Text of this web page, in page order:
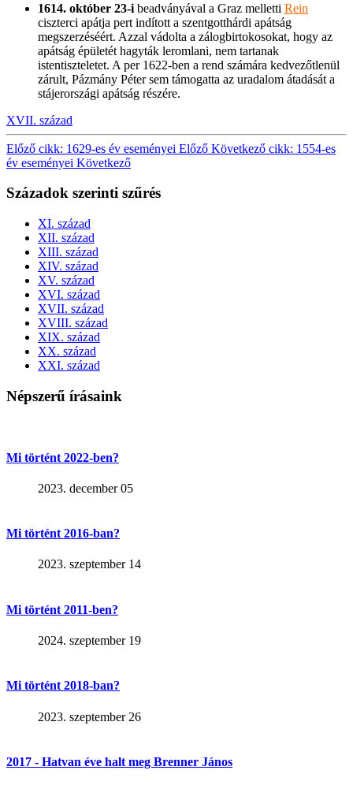
1614. október 23-i beadványával a Graz melletti Rein
ciszterci apátja pert indított a szentgotthárdi apátság
megszerzéséért. Azzal vádolta a zálogbirtokosokat, hogy az
apátság épületét hagyták leromlani, nem tartanak
istentiszteletet. A per 1622-ben a rend számára kedvezőtlenül
zárult, Pázmány Péter sem támogatta az uradalom átadását a
stájerországi apátság részére.
XVII. század
Előző cikk: 1629-es év eseményei Előző Következő cikk: 1554-es
év eseményei Következő
Századok szerinti szűrés
XI. század
XII. század
XIII. század
XIV. század
XV. század
XVI. század
XVII. század
XVIII. század
XIX. század
XX. század
XXI. század
Népszerű írásaink
Mi történt 2022-ben?
2023. december 05
Mi történt 2016-ban?
2023. szeptember 14
Mi történt 2011-ben?
2024. szeptember 19
Mi történt 2018-ban?
2023. szeptember 26
2017 - Hatvan éve halt meg Brenner János